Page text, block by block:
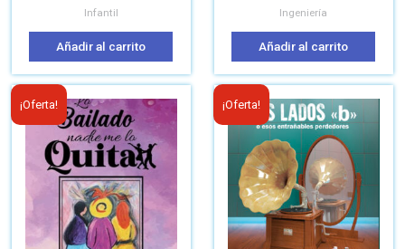
Infantil
Añadir al carrito
Ingeniería
Añadir al carrito
¡Oferta!
El
precio
original
era:
B/.10.00.
El
precio
actual
¡Oferta!
El
precio
original
era:
B/.7.00.
El
B/